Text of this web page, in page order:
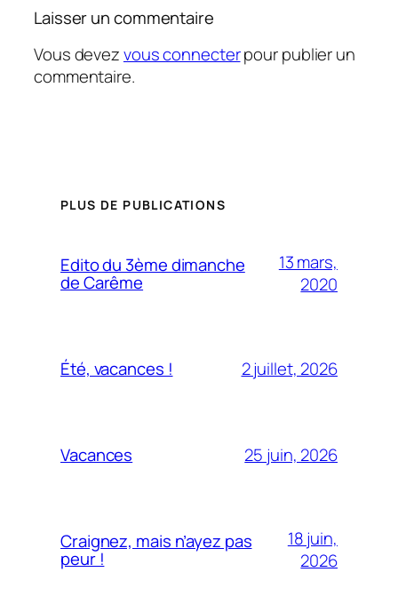
Laisser un commentaire
Vous devezvous connecterpour publier un
commentaire.
PLUS DE PUBLICATIONS
Edito du 3ème dimanche
de Carême
13 mars,
2020
Été, vacances ! 2 juillet, 2026
Vacances 25 juin, 2026
Craignez, mais n’ayez pas
peur !
18 juin,
2026